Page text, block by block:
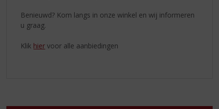
Benieuwd? Kom langs in onze winkel en wij informeren
u graag.
Klik hier voor alle aanbiedingen